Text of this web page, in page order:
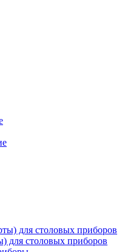
для столовых приборов